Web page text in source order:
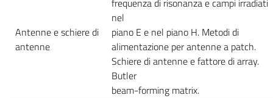
Antenne e schiere di
antenne
frequenza di risonanza e campi irradiati
nel
piano E e nel piano H. Metodi di
alimentazione per antenne a patch.
Schiere di antenne e fattore di array.
Butler
beam-forming matrix.